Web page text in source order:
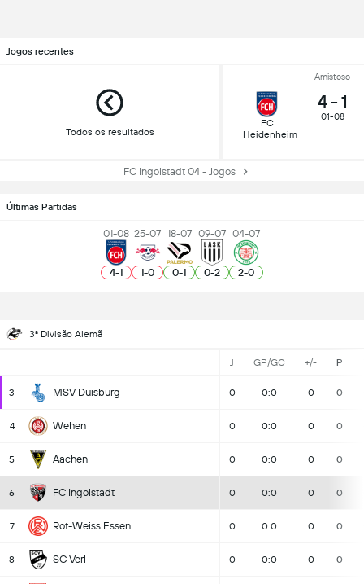
Jogos recentes
Todos os resultados
Amistoso
FC
Heidenheim
4- 1
01-08
FC Ingolstadt 04 - Jogos
Últimas Partidas
01-08
4-1
25-07
1-0
18-07
0-1
09-07
0-2
04-07
2-0
3ª Divisão Alemã
J GP/GC +/- P
3 MSV Duisburg 0 0:0 0 0
4 Wehen 0 0:0 0 0
5 Aachen 0 0:0 0 0
6 FC Ingolstadt 0 0:0 0 0
7 Rot-Weiss Essen 0 0:0 0 0
8 SC Verl 0 0:0 0 0